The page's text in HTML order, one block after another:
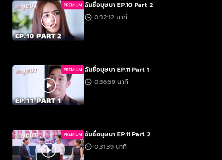
PREMIUM ฉันชื่อบุษบา EP.10 Part 2
0:32:12 นาที
PREMIUM ฉันชื่อบุษบา EP.11 Part 1
0:36:59 นาที
PREMIUM ฉันชื่อบุษบา EP.11 Part 2
0:31:39 นาที